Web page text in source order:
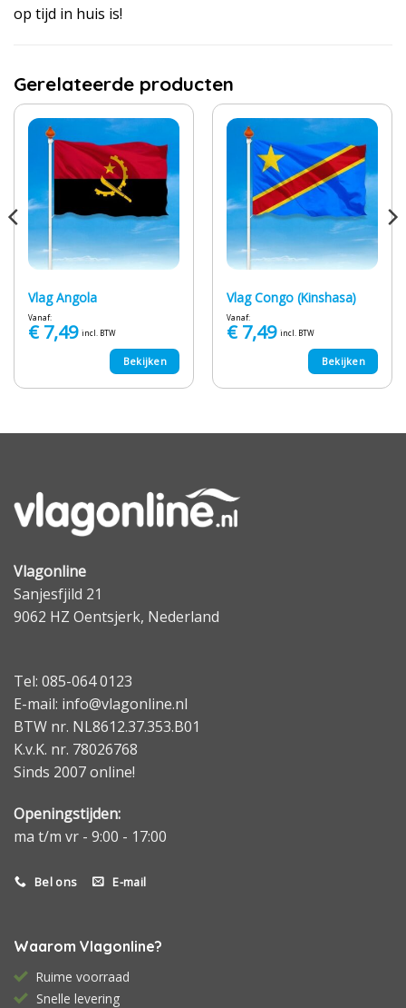
op tijd in huis is!
Gerelateerde producten
Vlag Angola
Vanaf:
€7,49 incl. BTW
Bekijken
Vlag Congo (Kinshasa)
Vanaf:
€7,49 incl. BTW
Bekijken
Vlagonline
Sanjesfjild 21
9062 HZ Oentsjerk, Nederland
Tel: 085-064 0123
E-mail: info@vlagonline.nl
BTW nr. NL8612.37.353.B01
K.v.K. nr. 78026768
Sinds 2007 online!
Openingstijden:
ma t/m vr - 9:00 - 17:00
Bel ons E-mail
Waarom Vlagonline?
Ruime voorraad
Snelle levering